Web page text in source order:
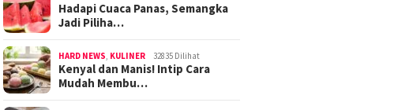
Hadapi Cuaca Panas, Semangka
Jadi Piliha…
HARD NEWS KULINER 32835 Dilihat
Kenyal dan Manis! Intip Cara
Mudah Membu…